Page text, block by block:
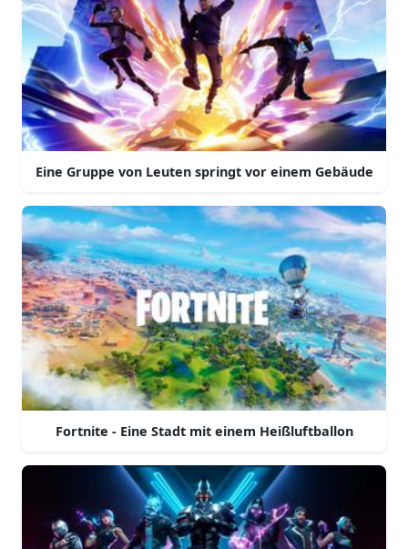
Eine Gruppe von Leuten springt vor einem Gebäude
Fortnite - Eine Stadt mit einem Heißluftballon